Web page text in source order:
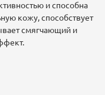
и способна
кожу, способствует
смягчающий и